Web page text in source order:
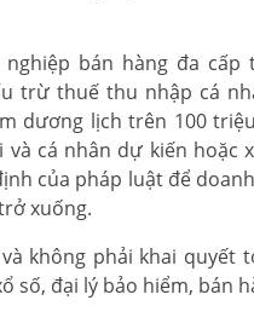
bán hàng đa
trừ thuế thu nhập cá
dương lịch trên 100
cá nhân dự kiến hoặc
của pháp luật để
xuống.
không phải khai quyết
số, đại lý bảo hiểm, bán